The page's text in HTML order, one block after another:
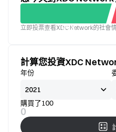
標準
不滿
立即投票查看XDC Network的社會
計算您投資XDC
年份
購買了100
0